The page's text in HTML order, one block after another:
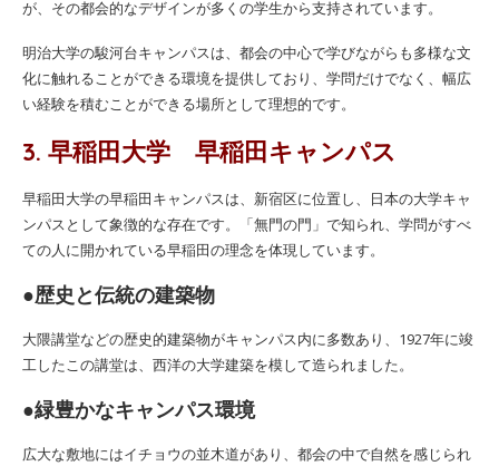
が、その都会的なデザインが多くの学生から支持されています。
明治大学の駿河台キャンパスは、都会の中心で学びながらも多様な文
化に触れることができる環境を提供しており、学問だけでなく、幅広
い経験を積むことができる場所として理想的です。
3. 早稲田大学 早稲田キャンパス
早稲田大学の早稲田キャンパスは、新宿区に位置し、日本の大学キャ
ンパスとして象徴的な存在です。「無門の門」で知られ、学問がすべ
ての人に開かれている早稲田の理念を体現しています。
●歴史と伝統の建築物
大隈講堂などの歴史的建築物がキャンパス内に多数あり、1927年に竣
工したこの講堂は、西洋の大学建築を模して造られました。
●緑豊かなキャンパス環境
広大な敷地にはイチョウの並木道があり、都会の中で自然を感じられ